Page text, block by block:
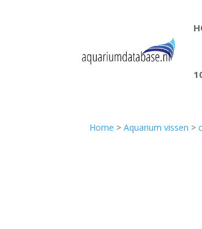
Home >Aquarium vissen >